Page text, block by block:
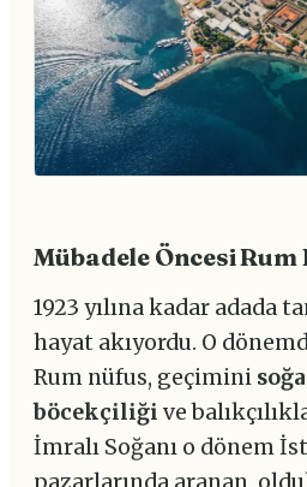
Mübadele Öncesi
1923 yılına kadar adada
hayat akıyordu. O
Rum nüfus, geçimini
böcekçiliği ve
İmralı Soğanı o dönem